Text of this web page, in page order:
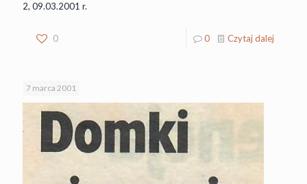
2, 09.03.2001 r.
0 0 Czytaj dalej
7 marca 2001